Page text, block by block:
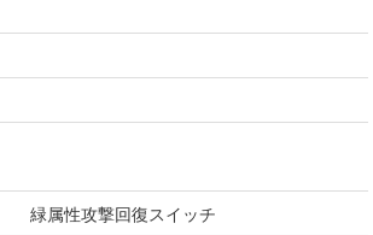
緑属性攻撃回復スイッチ